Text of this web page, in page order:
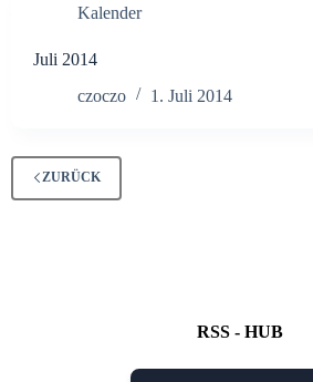
Kalender
Juli 2014
czoczo
1. Juli 2014
ZURÜCK
RSS - HUB